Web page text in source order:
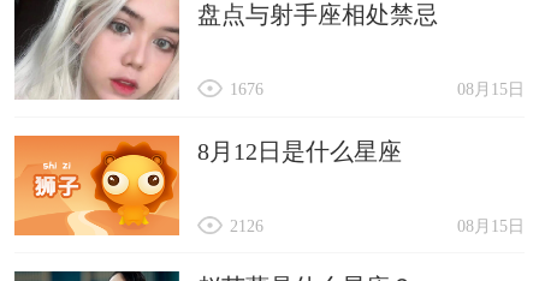
盘点与射手座相处禁忌
08月15日
1676
8月12日是什么星座
08月15日
2126